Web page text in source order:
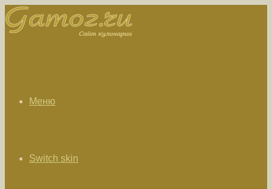
Меню
Switch skin